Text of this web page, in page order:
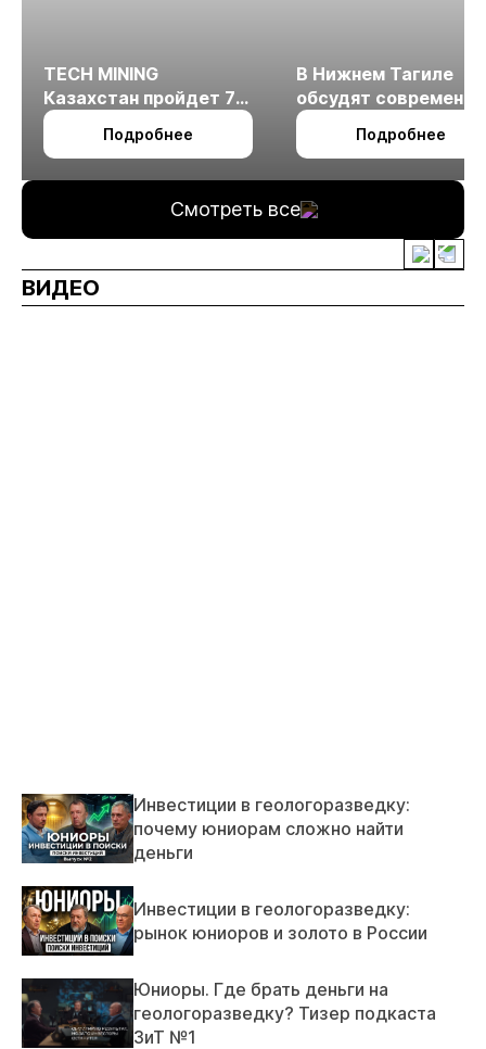
TECH MINING
Казахстан пройдет 7
октября в Алматы
Подробнее
В Нижнем Тагиле
обсудят
технологии
измельчения
Подробнее
Смотреть все
ВИДЕО
Инвестиции в геологоразведку:
почему юниорам сложно найти
деньги
Инвестиции в геологоразведку:
рынок юниоров и золото в России
Юниоры. Где брать деньги на
геологоразведку? Тизер подкаста
ЗиТ №1